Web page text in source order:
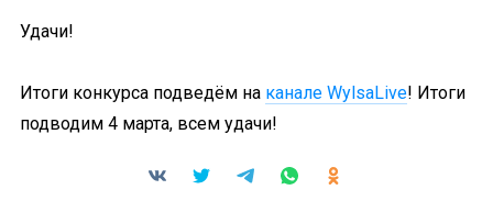
Удачи!
Итоги конкурса подведём на канале WylsaLive! Итоги
подводим 4 марта, всем удачи!